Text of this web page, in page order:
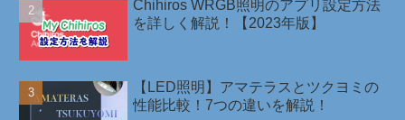
Chihiros WRGB照明のアプリ設定方法
を詳しく解説！【2023年版】
【LED照明】アマテラスとツクヨミの
性能比較！7つの違いを解説！